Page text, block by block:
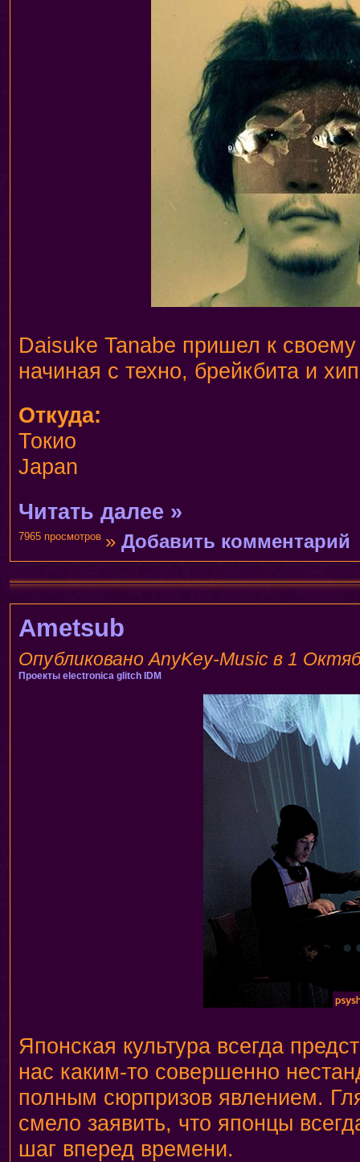
Daisuke Tanabe пришел к
начиная с техно, брейкбита и
Откуда:
Токио
Japan
Читать далее »
»Добавить комментарий
7965 просмотров
Ametsub
Опубликовано AnyKey-Music в 1
Проекты electronica glitch IDM
Японская культура всегда
нас каким-то совершеннo
полным сюрпризов явлением.
смело заявить, что японцы
шаг вперед времени.